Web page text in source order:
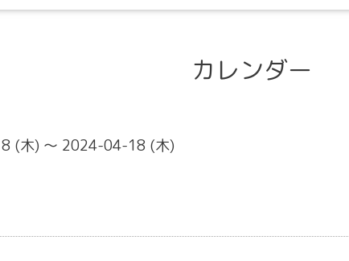
カレンダー
(木) ～ 2024-04-18 (木)